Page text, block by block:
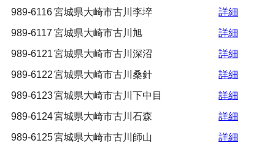
989-6116宮城県大崎市古川李埣
詳細
989-6117 宮城県大崎市古川旭
詳細
989-6121宮城県大崎市古川深沼
詳細
989-6122宮城県大崎市古川桑針
詳細
989-6123宮城県大崎市古川下中目
詳細
989-6124宮城県大崎市古川石森
詳細
989-6125宮城県大崎市古川師山
詳細